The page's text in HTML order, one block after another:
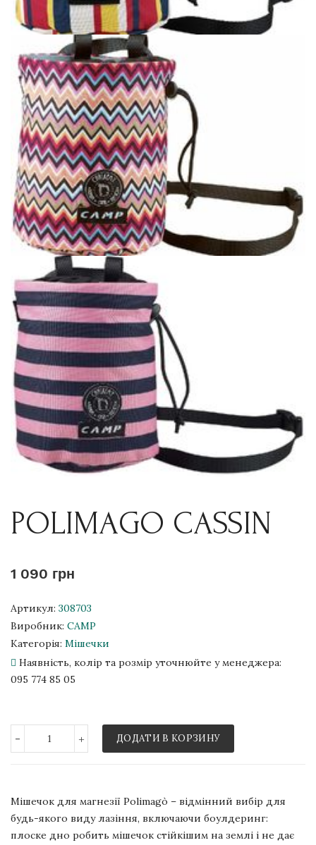
POLIMAGO CASSIN
1 090 грн
Артикул: 308703
Виробник: CAMP
Категорія: Мішечки
Наявність, колір та розмір уточнюйте у менеджера:
095 774 85 05
- + ДОДАТИ В КОРЗИНУ
Мішечок для магнезії Polimagò – відмінний вибір для
будь-якого виду лазіння, включаючи боулдеринг:
плоске дно робить мішечок стійкішим на землі і не дає